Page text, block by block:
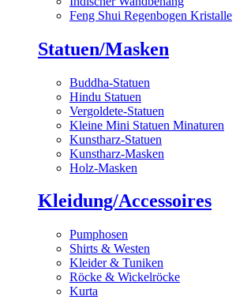
Feng Shui Regenbogen Kristalle
Statuen/Masken
Buddha-Statuen
Hindu Statuen
Vergoldete-Statuen
Kleine Mini Statuen Minaturen
Kunstharz-Statuen
Kunstharz-Masken
Holz-Masken
Kleidung/Accessoires
Pumphosen
Shirts & Westen
Kleider & Tuniken
Röcke & Wickelröcke
Kurta